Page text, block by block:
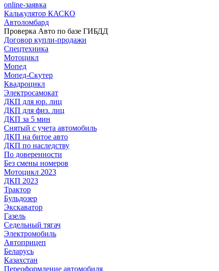
online-заявка
Калькулятор КАСКО
Автоломбард
Проверка Авто по базе ГИБДД
Договор купли-продажи
Спецтехника
Мотоцикл
Мопед
Мопед-Скутер
Квадроцикл
Электросамокат
ДКП для юр. лиц
ДКП для физ. лиц
ДКП за 5 мин
Снятый с учета автомобиль
ДКП на битое авто
ДКП по наследству
По доверенности
Без смены номеров
Мотоцикл 2023
ДКП 2023
Трактор
Бульдозер
Экскаватор
Газель
Седельный тягач
Электромобиль
Автоприцеп
Беларусь
Казахстан
Переоформление автомобиля